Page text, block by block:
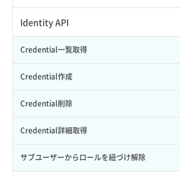
APIでVPSにISOイメージを挿入する
APIでVPSを作成する
APIユーザーを作成する
API情報を確認する
Identity API
Credential一覧取得
Credential作成
Credential削除
Credential詳細取得
サブユーザーからロールを紐づけ解除